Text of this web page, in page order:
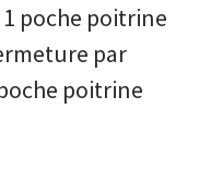
poche poitrine
par
poitrine